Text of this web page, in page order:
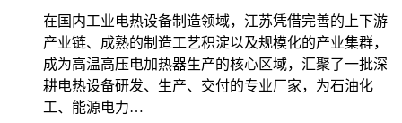
在国内工业电热设备制造领域，江苏凭借完善的上下游
产业链、成熟的制造工艺积淀以及规模化的产业集群，
成为高温高压电加热器生产的核心区域，汇聚了一批深
耕电热设备研发、生产、交付的专业厂家，为石油化
工、能源电力…